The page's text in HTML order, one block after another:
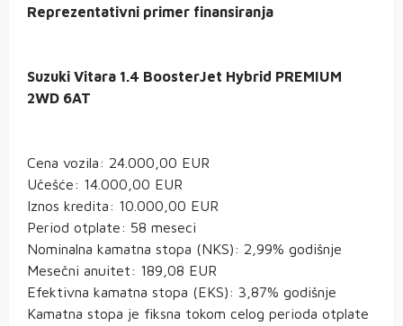
Reprezentativni primer finansiranja
Suzuki Vitara 1.4 BoosterJet Hybrid PREMIUM
2WD 6AT
Cena vozila: 24.000,00 EUR
Učešće: 14.000,00 EUR
Iznos kredita: 10.000,00 EUR
Period otplate: 58 meseci
Nominalna kamatna stopa (NKS): 2,99% godišnje
Mesečni anuitet: 189,08 EUR
Efektivna kamatna stopa (EKS): 3,87% godišnje
Kamatna stopa je fiksna tokom celog perioda otplate